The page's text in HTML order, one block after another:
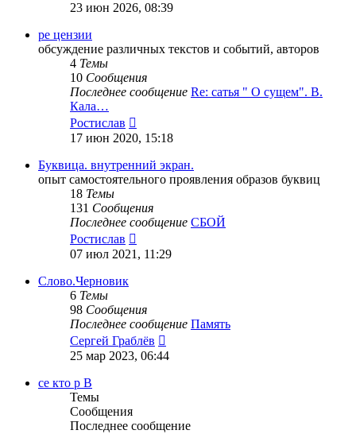
к
23 июн 2026, 08:39
ре цензии
обсуждение различных текстов и событий, авторов
4 Темы
10 Сообщения
Последнее сообщение Re: сатья " О сущем". В.
Кала…
Ростислав
к
сообщению
17 июн 2020, 15:18
Буквица. внутренний экран.
опыт самостоятельного проявления образов буквиц
18 Темы
131 Сообщения
Последнее сообщение СБОЙ
Ростислав
07 июл 2021, 11:29
Слово.Черновик
6 Темы
98 Сообщения
Последнее сообщение Память
Сергей Граблёв
к
25 мар 2023, 06:44
се кто р В
Темы
Сообщения
Последнее сообщение